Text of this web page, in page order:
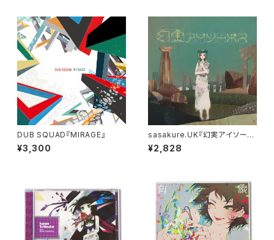
DUB SQUAD『MIRAGE』
¥3,300
sasakure.UK『幻実アイソーポ
ス』【通常盤】
¥2,828